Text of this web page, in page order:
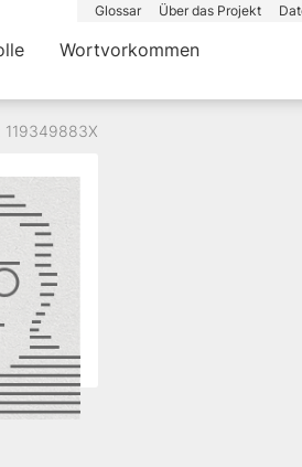
Glossar Über das Projekt
Wortvorkommen
119349883X